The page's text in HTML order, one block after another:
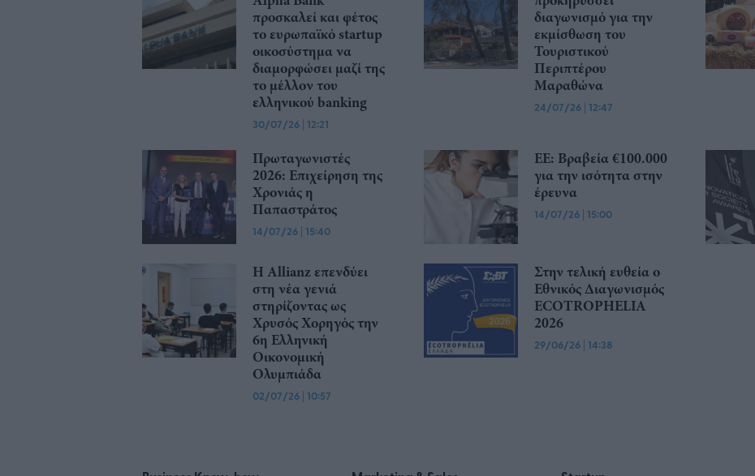
προσκαλεί και φέτος
το ευρωπαϊκό startup
οικοσύστημα να
διαμορφώσει μαζί της
το μέλλον του
ελληνικού banking
30/07/26 | 12:21
διαγωνισμό για την
εκμίσθωση του
Τουριστικού
Περιπτέρου
Μαραθώνα
24/07/26 | 12:47
Πρωταγωνιστές
2026: Επιχείρηση της
Χρονιάς η
Παπαστράτος
14/07/26 | 15:40
ΕΕ: Βραβεία €100.000
για την ισότητα στην
έρευνα
14/07/26 | 15:00
Η Allianz επενδύει
στη νέα γενιά
στηρίζοντας ως
Χρυσός Χορηγός την
6η Ελληνική
Οικονομική
Ολυμπιάδα
02/07/26 | 10:57
Στην τελική ευθεία ο
Εθνικός Διαγωνισμός
ECOTROPHELIA
2026
29/06/26 | 14:38